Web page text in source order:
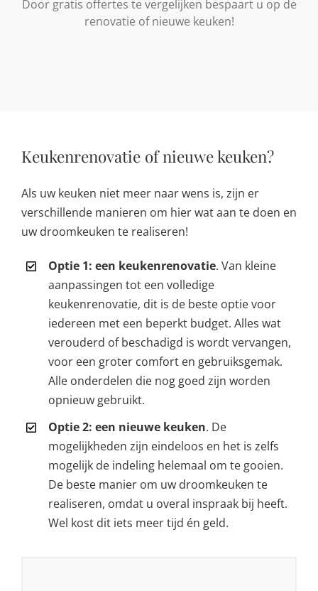
Door gratis offertes te vergelijken bespaart u op de
renovatie of nieuwe keuken!
Keukenrenovatie of nieuwe keuken?
Als uw keuken niet meer naar wens is, zijn er
verschillende manieren om hier wat aan te doen en
uw droomkeuken te realiseren!
Optie 1: een keukenrenovatie. Van kleine
aanpassingen tot een volledige
keukenrenovatie, dit is de beste optie voor
iedereen met een beperkt budget. Alles wat
verouderd of beschadigd is wordt vervangen,
voor een groter comfort en gebruiksgemak.
Alle onderdelen die nog goed zijn worden
opnieuw gebruikt.
Optie 2: een nieuwe keuken. De
mogelijkheden zijn eindeloos en het is zelfs
mogelijk de indeling helemaal om te gooien.
De beste manier om uw droomkeuken te
realiseren, omdat u overal inspraak bij heeft.
Wel kost dit iets meer tijd én geld.